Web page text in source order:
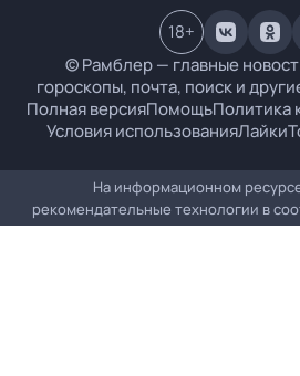
© Рамблер — главные
гороскопы, почта, поиск и
Полная версияПомощьПолитика
Условия использованияЛайки
18+
На информационном
рекомендательные технологии в